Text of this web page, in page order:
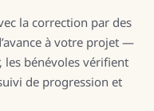
la correction par des
à votre projet —
les bénévoles vérifient
de progression et